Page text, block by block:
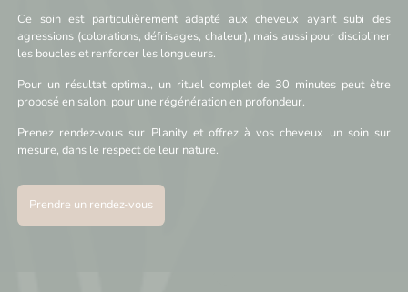
Ce soin est particulièrement adapté aux cheveux ayant subi des
agressions (colorations, défrisages, chaleur), mais aussi pour discipliner
les boucles et renforcer les longueurs.
Pour un résultat optimal, un rituel complet de 30 minutes peut être
proposé en salon, pour une régénération en profondeur.
Prenez rendez-vous sur Planity et offrez à vos cheveux un soin sur
mesure, dans le respect de leur nature.
Prendre un rendez-vous